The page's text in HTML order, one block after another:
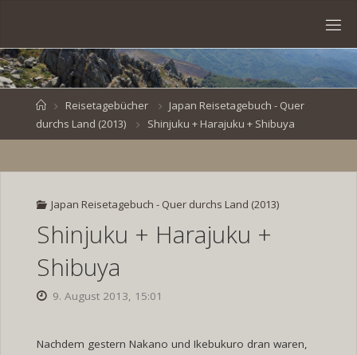
content
VEN
BR
HomeReisetagebücher
Japan Reisetagebuch - Quer
durchs Land (2013)
Shinjuku + Harajuku + Shibuya
Japan Reisetagebuch - Quer durchs Land (2013)
Shinjuku + Harajuku +
Shibuya
9. August 2013, 15:01
Nachdem gestern Nakano und Ikebukuro dran waren,